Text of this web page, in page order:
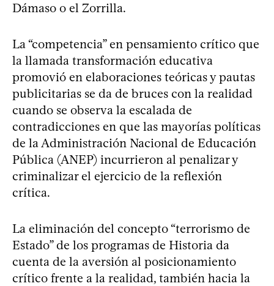
Dámaso o el Zorrilla.
La “competencia” en pensamiento crítico que
la llamada transformación educativa
promovió en elaboraciones teóricas y pautas
publicitarias se da de bruces con la realidad
cuando se observa la escalada de
contradicciones en que las mayorías políticas
de la Administración Nacional de Educación
Pública (ANEP) incurrieron al penalizar y
criminalizar el ejercicio de la reflexión
crítica.
La eliminación del concepto “terrorismo de
Estado” de los programas de Historia da
cuenta de la aversión al posicionamiento
crítico frente a la realidad, también hacia la